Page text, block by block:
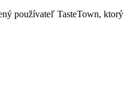
používateľ TasteTown, ktorý